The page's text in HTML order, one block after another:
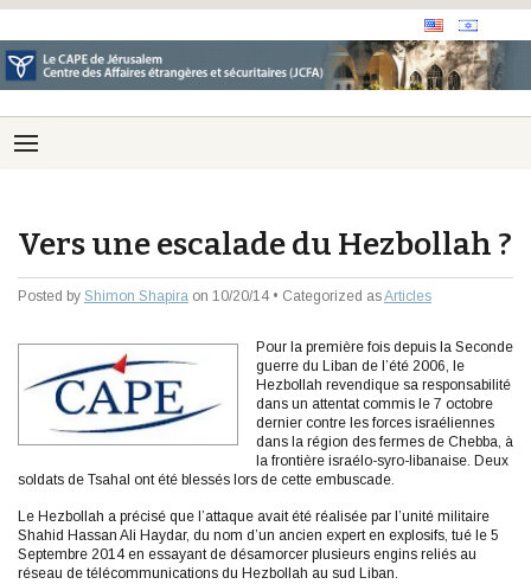
Vers une escalade du Hezbollah ?
Posted by Shimon Shapira on 10/20/14 • Categorized asArticles
Pour la première fois depuis la Seconde
guerre du Liban de l’été 2006, le
Hezbollah revendique sa responsabilité
dans un attentat commis le 7 octobre
dernier contre les forces israéliennes
dans la région des fermes de Chebba, à
la frontière israélo-syro-libanaise. Deux
soldats de Tsahal ont été blessés lors de cette embuscade.
Le Hezbollah a précisé que l’attaque avait été réalisée par l’unité militaire
Shahid Hassan Ali Haydar, du nom d’un ancien expert en explosifs, tué le 5
Septembre 2014 en essayant de désamorcer plusieurs engins reliés au
réseau de télécommunications du Hezbollah au sud Liban.